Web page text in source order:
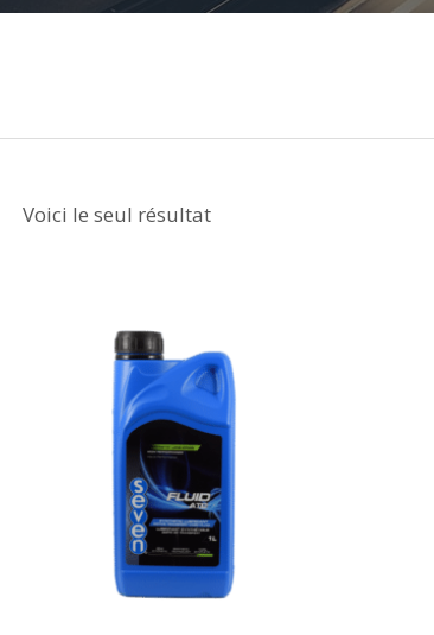
Voici le seul résultat